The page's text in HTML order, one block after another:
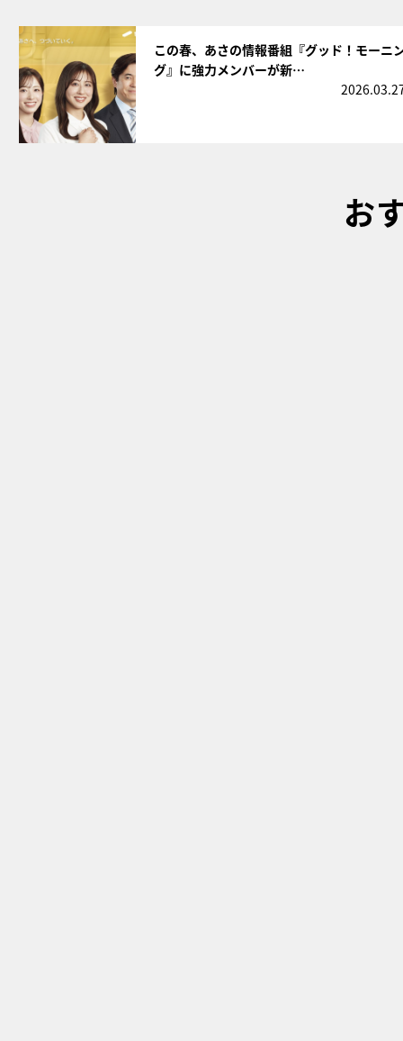
この春、あさの情報番組『グッド！モーニ
グ』に強力メンバーが新…
お